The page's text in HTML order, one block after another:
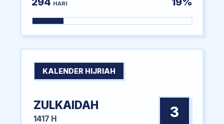
HARI
KALENDER HIJRIAH
ZULKAIDAH
1417 H 3